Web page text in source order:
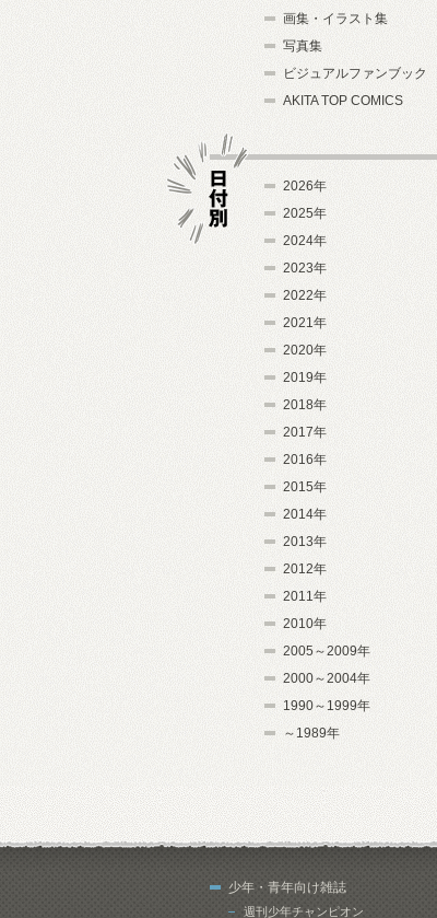
画集・イラスト集
写真集
ビジュアルファンブック
AKITA TOP COMICS
2026年
2025年
2024年
2023年
2022年
2021年
2020年
2019年
2018年
2017年
2016年
2015年
2014年
2013年
2012年
2011年
2010年
2005～2009年
2000～2004年
1990～1999年
～1989年
少年・青年向け雑誌
週刊少年チャンピオン